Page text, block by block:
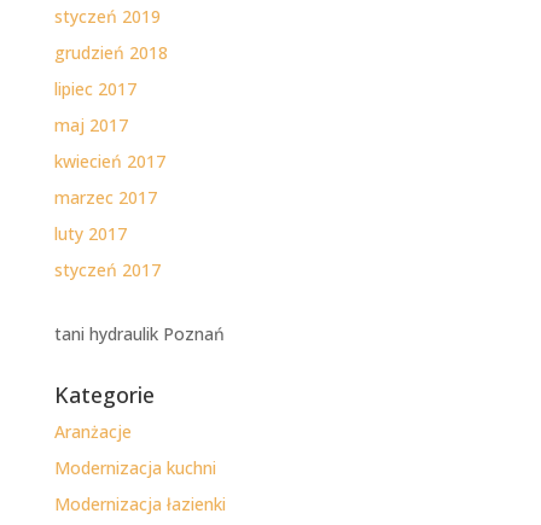
styczeń 2019
grudzień 2018
lipiec 2017
maj 2017
kwiecień 2017
marzec 2017
luty 2017
styczeń 2017
tani hydraulik Poznań
Kategorie
Aranżacje
Modernizacja kuchni
Modernizacja łazienki